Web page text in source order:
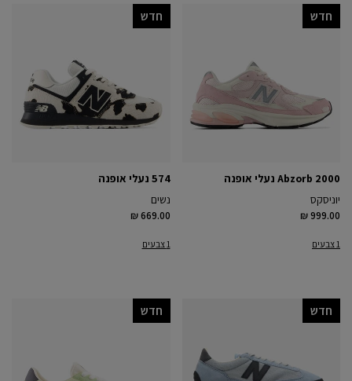
Abzorb 2000 נעלי אופנה
יוניסקס
₪ 999.00
1 צבעים
חדש
574 נעלי אופנה
נשים
₪ 669.00
1 צבעים
חדש
חדש חדש